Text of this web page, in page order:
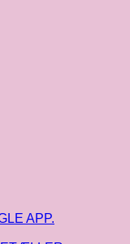
APP.